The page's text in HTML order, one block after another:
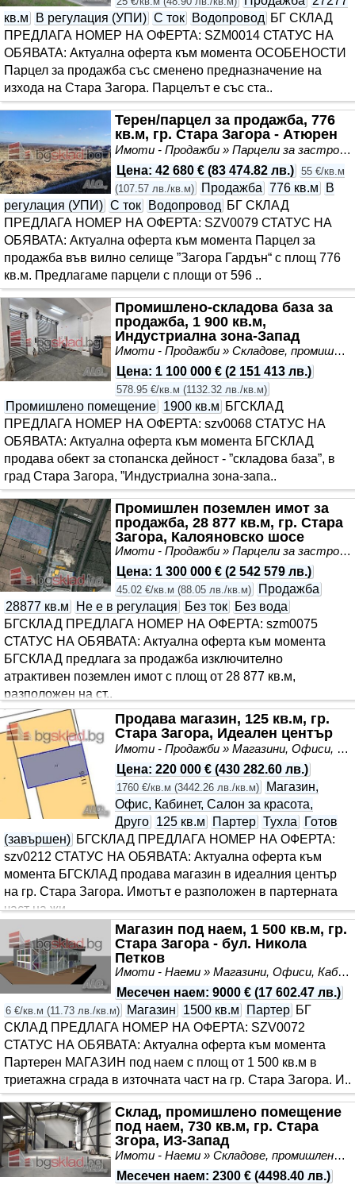
кв.м
В регулация (УПИ) С ток Водопровод БГ СКЛАД
ПРЕДЛАГА НОМЕР НА ОФЕРТА: SZM0014 СТАТУС НА
ОБЯВАТА: Актуална оферта към момента ОСОБЕНОСТИ
Парцел за продажба със сменено предназначение на
изхода на Стара Загора. Парцелът е със ста..
Терен/парцел за продажба, 776
кв.м, гр. Стара Загора - Атюрен
Имоти - Продажби » Парцели за застрояване, Инвестиционни проекти
Цена: 42 680 € (83 474.82 лв.) 55 €/кв.м
(107.57 лв./кв.м) Продажба 776 кв.м
В
регулация (УПИ) С ток Водопровод БГ СКЛАД
ПРЕДЛАГА НОМЕР НА ОФЕРТА: SZV0079 СТАТУС НА
ОБЯВАТА: Актуална оферта към момента Парцел за
продажба във вилно селище ”Загора Гардън“ с площ 776
кв.м. Предлагаме парцели с площи от 596 ..
Промишлено-складова база за
продажба, 1 900 кв.м,
Индустриална зона-Запад
Имоти - Продажби » Складове, промишлени и стопански имоти
Цена: 1 100 000 € (2 151 413 лв.)
578.95 €/кв.м (1132.32 лв./кв.м)
Промишлено помещение 1900 кв.м БГСКЛАД
ПРЕДЛАГА НОМЕР НА ОФЕРТА: szv0068 СТАТУС НА
ОБЯВАТА: Актуална оферта към момента БГСКЛАД
продава обект за стопанска дейност - ”складова база”, в
град Стара Загора, ”Индустриална зона-запа..
Промишлен поземлен имот за
продажба, 28 877 кв.м, гр. Стара
Загора, Калояновско шосе
Имоти - Продажби » Парцели за застрояване, Инвестиционни проекти
Цена: 1 300 000 € (2 542 579 лв.)
45.02 €/кв.м (88.05 лв./кв.м)
Продажба
28877 кв.м
Не е в регулация Без ток
Без вода
БГСКЛАД ПРЕДЛАГА НОМЕР НА ОФЕРТА: szm0075
СТАТУС НА ОБЯВАТА: Актуална оферта към момента
БГСКЛАД предлага за продажба изключително
атрактивен поземлен имот с площ от 28 877 кв.м,
разположен на ст..
Продава магазин, 125 кв.м, гр.
Стара Загора, Идеален център
Имоти - Продажби » Магазини, Офиси, Кабинети, Салони
Цена: 220 000 € (430 282.60 лв.)
1760 €/кв.м (3442.26 лв./кв.м)
Магазин,
Офис, Кабинет, Салон за красота,
Друго 125 кв.м Партер Тухла
Готов
(завършен) БГСКЛАД ПРЕДЛАГА НОМЕР НА ОФЕРТА:
szv0212 СТАТУС НА ОБЯВАТА: Актуална оферта към
момента БГСКЛАД продава магазин в идеалния център
на гр. Стара Загора. Имотът е разположен в партерната
част на жи..
Магазин под наем, 1 500 кв.м, гр.
Стара Загора - бул. Никола
Петков
Имоти - Наеми » Магазини, Офиси, Кабинети, Салони
Месечен наем: 9000 € (17 602.47 лв.)
6 €/кв.м (11.73 лв./кв.м) Магазин 1500 кв.м Партер БГ
СКЛАД ПРЕДЛАГА НОМЕР НА ОФЕРТА: SZV0072
СТАТУС НА ОБЯВАТА: Актуална оферта към момента
Партерен МАГАЗИН под наем с площ от 1 500 кв.м в
триетажна сграда в източната част на гр. Стара Загора. И..
Склад, промишлено помещение
под наем, 730 кв.м, гр. Стара
Згора, ИЗ-Запад
Имоти - Наеми » Складове, промишлени и стопански имоти под наем
Месечен наем: 2300 € (4498.40 лв.)